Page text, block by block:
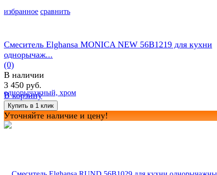
избранное сравнить
Смеситель Elghansa MONICA NEW 56B1219 для кухни
однорычаж...
(0)
В наличии
3 450 руб.
В корзину
Уточняйте наличие и цену!